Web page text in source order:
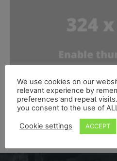
“In carcere serve
martedì 16, Giugno , 2026
We use cookies on our
relevant experience by
preferences and repeat
you consent to the use of
Cookie settings ACCEPT